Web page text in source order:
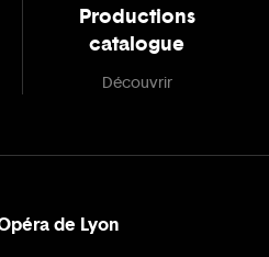
Productions
catalogue
Découvrir
de Lyon